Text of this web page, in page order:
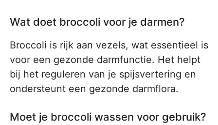
Wat doet broccoli voor je darmen?
Broccoli is rijk aan vezels, wat essentieel is
voor een gezonde darmfunctie. Het helpt
bij het reguleren van je spijsvertering en
ondersteunt een gezonde darmflora.
Moet je broccoli wassen voor gebruik?